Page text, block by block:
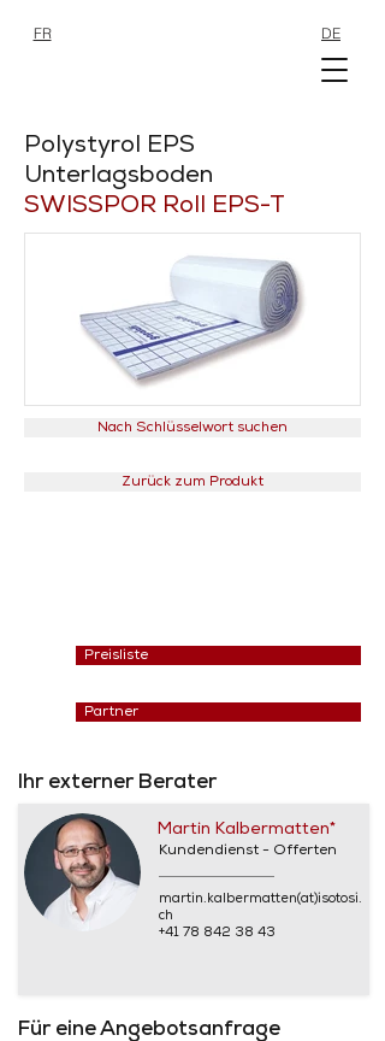
FR DE
Polystyrol EPS
Unterlagsboden
SWISSPOR Roll EPS-T
Nach Schlüsselwort suchen
Zurück zum Produkt
Preisliste
Partner
Ihr externer Berater
Martin Kalbermatten*
Kundendienst - Offerten
martin.kalbermatten(at)isotosi.
ch
+41 78 842 38 43
Für eine Angebotsanfrage